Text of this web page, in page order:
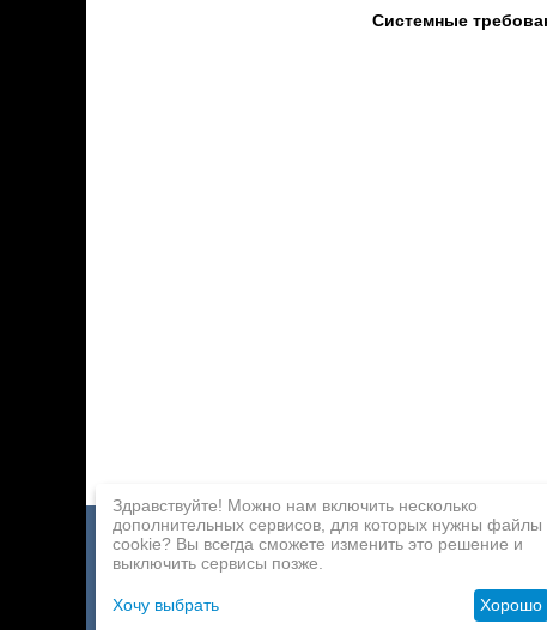
Системные
Каталог игр
Оптовикам
Оплата
Партнерская программа
Здравствуйте! Можно нам включить несколько
дополнительных сервисов, для которых нужны файлы
cookie? Вы всегда сможете изменить это решение и
выключить сервисы позже.
Хочу выбрать Хорошо